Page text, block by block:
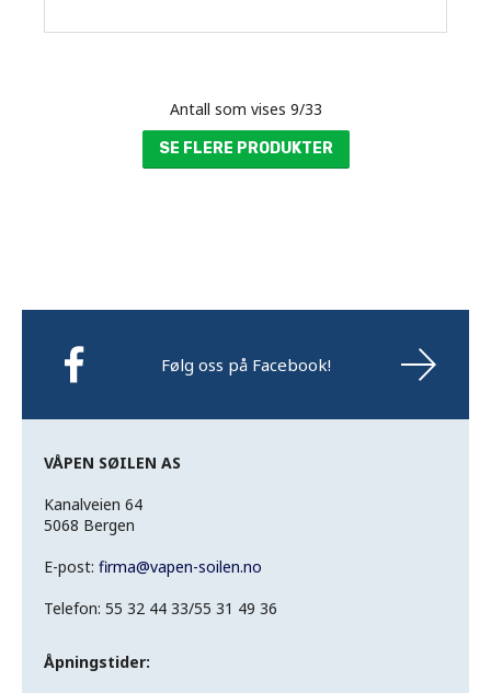
Antall som vises 9/33
SE FLERE PRODUKTER
Følg oss på Facebook!
VÅPEN SØILEN AS
Kanalveien 64
5068 Bergen
E-post: firma@vapen-soilen.no
Telefon: 55 32 44 33/55 31 49 36
Åpningstider: